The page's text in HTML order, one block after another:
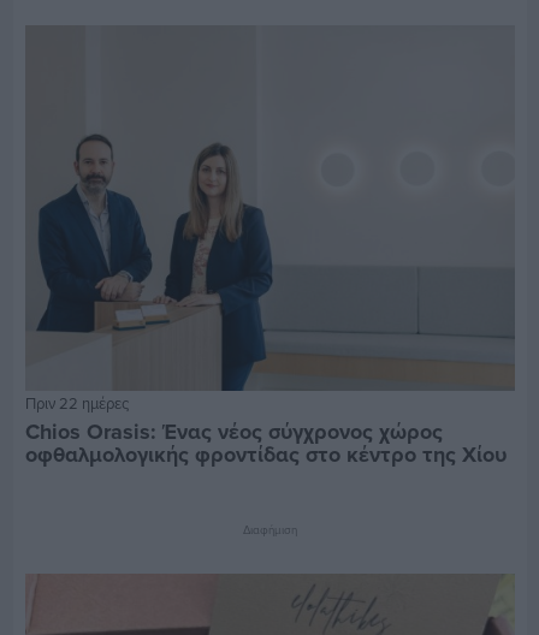
Πριν 22 ημέρες
Chios Orasis: Ένας νέος σύγχρονος χώρος
οφθαλμολογικής φροντίδας στο κέντρο της Χίου
Διαφήμιση